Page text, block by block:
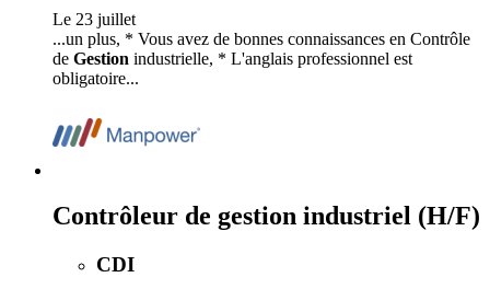
Le 23 juillet
...un plus, * Vous avez de bonnes connaissances en Contrôle
de Gestion industrielle, * L'anglais professionnel est
obligatoire...
Contrôleur de gestion industriel (H/F)
CDI